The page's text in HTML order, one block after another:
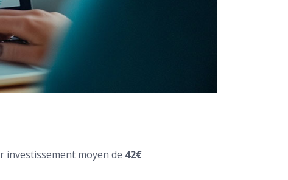
investissement moyen de 42€